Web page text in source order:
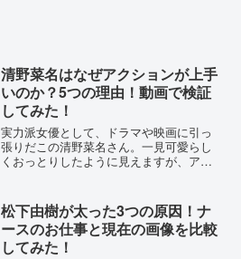
清野菜名はなぜアクションが上手
いのか？5つの理由！動画で検証
してみた！
実力派女優として、ドラマや映画に引っ
張りだこの清野菜名さん。一見可愛らし
くおっとりしたように見えますが、アク
について調べてみました。清野菜名はな
ぜアクションが上手いのか...
松下由樹が太った3つの原因！ナ
ースのお仕事と現在の画像を比較
してみた！